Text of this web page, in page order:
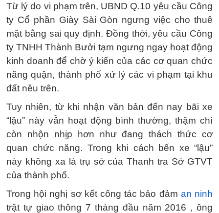
Từ lý do vi phạm trên, UBND Q.10 yêu cầu Công
ty Cổ phần Giày Sài Gòn ngưng việc cho thuê
mặt bằng sai quy định. Đồng thời, yêu cầu Công
ty TNHH Thành Bưởi tạm ngưng ngay hoạt động
kinh doanh để chờ ý kiến của các cơ quan chức
năng quận, thành phố xử lý các vi phạm tại khu
đất nêu trên.
Tuy nhiên, từ khi nhận văn bản đến nay bãi xe
“lậu” này vẫn hoạt động bình thường, thậm chí
còn nhộn nhịp hơn như đang thách thức cơ
quan chức năng. Trong khi cách bến xe “lậu”
này không xa là trụ sở của Thanh tra Sở GTVT
của thành phố.
Trong hội nghị sơ kết công tác bảo đảm an ninh
trật tự giao thông 7 tháng đầu năm 2016 , ông